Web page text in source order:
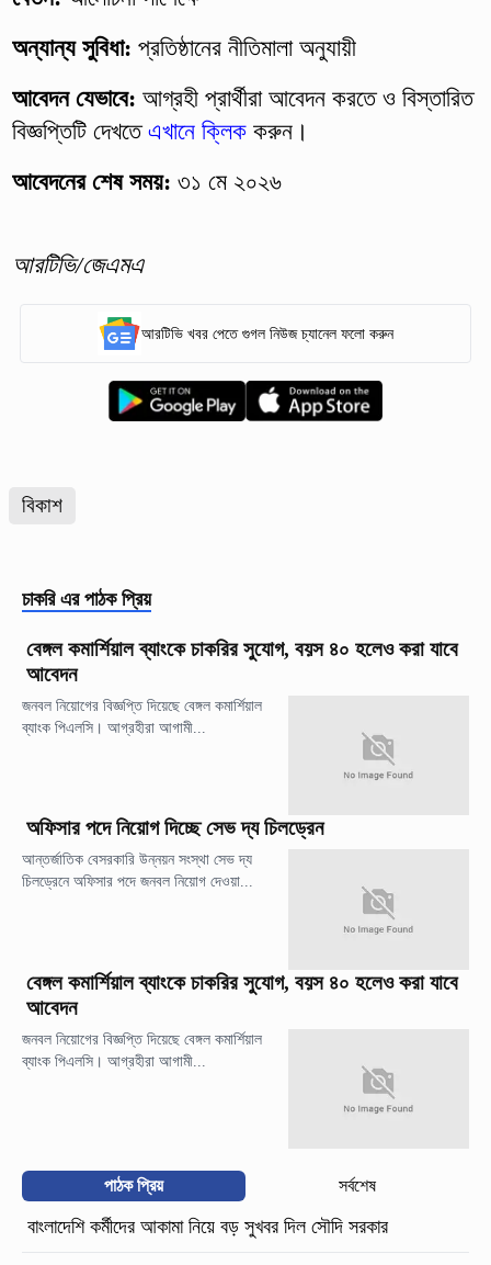
অন্যান্য সুবিধা: প্রতিষ্ঠানের নীতিমালা অনুযায়ী
আবেদন যেভাবে: আগ্রহী প্রার্থীরা আবেদন করতে ও বিস্তারিত
বিজ্ঞপ্তিটি দেখতেএখানে ক্লিককরুন।
আবেদনের শেষ সময়: ৩১ মে ২০২৬
আরটিভি/জেএমএ
আরটিভি খবর পেতে গুগল নিউজ চ্যানেল ফলো করুন
বিকাশ
চাকরি এর পাঠক প্রিয়
বেঙ্গল কমার্শিয়াল ব্যাংকে চাকরির সুযোগ, বয়স ৪০ হলেও করা যাবে
আবেদন
জনবল নিয়োগের বিজ্ঞপ্তি দিয়েছে বেঙ্গল কমার্শিয়াল
ব্যাংক পিএলসি। আগ্রহীরা আগামী...
অফিসার পদে নিয়োগ দিচ্ছে সেভ দ্য চিলড্রেন
আন্তর্জাতিক বেসরকারি উন্নয়ন সংস্থা সেভ দ্য
চিলড্রেনে অফিসার পদে জনবল নিয়োগ দেওয়া...
বেঙ্গল কমার্শিয়াল ব্যাংকে চাকরির সুযোগ, বয়স ৪০ হলেও করা যাবে
আবেদন
জনবল নিয়োগের বিজ্ঞপ্তি দিয়েছে বেঙ্গল কমার্শিয়াল
ব্যাংক পিএলসি। আগ্রহীরা আগামী...
পাঠক প্রিয় সর্বশেষ
বাংলাদেশি কর্মীদের আকামা নিয়ে বড় সুখবর দিল সৌদি সরকার